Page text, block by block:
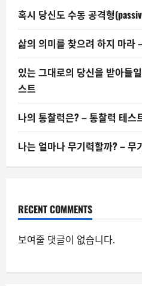
혹시 당신도 수동 공격형
삶의 의미를 찾으려 하지 마라
있는 그대로의 당신을 받아들
스트
나의 통찰력은? – 통찰력 테스
나는 얼마나 무기력할까? – 무
RECENT COMMENTS
보여줄 댓글이 없습니다.